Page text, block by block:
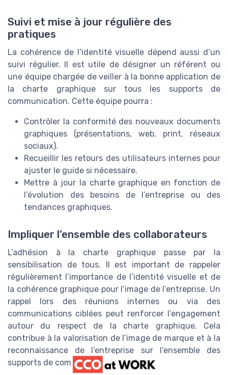
Suivi et mise à jour régulière des
pratiques
La cohérence de l’identité visuelle dépend aussi d’un
suivi régulier. Il est utile de désigner un référent ou
une équipe chargée de veiller à la bonne application de
la charte graphique sur tous les supports de
communication. Cette équipe pourra :
Contrôler la conformité des nouveaux documents
graphiques (présentations, web, print, réseaux
sociaux).
Recueillir les retours des utilisateurs internes pour
ajuster le guide si nécessaire.
Mettre à jour la charte graphique en fonction de
l’évolution des besoins de l’entreprise ou des
tendances graphiques.
Impliquer l’ensemble des collaborateurs
L’adhésion à la charte graphique passe par la
sensibilisation de tous. Il est important de rappeler
régulièrement l’importance de l’identité visuelle et de
la cohérence graphique pour l’image de l’entreprise. Un
rappel lors des réunions internes ou via des
communications ciblées peut renforcer l’engagement
autour du respect de la charte graphique. Cela
contribue à la valorisation de l’image de marque et à la
reconnaissance de l’entreprise sur l’ensemble des
supports de communication.